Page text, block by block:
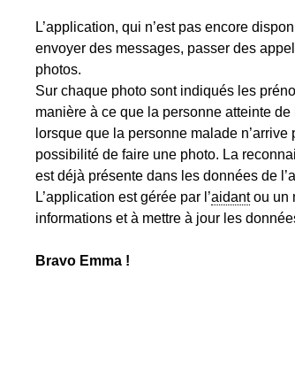
L’application, qui n’est pas encore
envoyer des messages, passer des
photos.
Sur chaque photo sont indiqués les
manière à ce que la personne atteinte
lorsque que la personne malade
possibilité de faire une photo. La
est déjà présente dans les données de
L’application est gérée par l’aidantou un
informations et à mettre à jour les
Bravo Emma !